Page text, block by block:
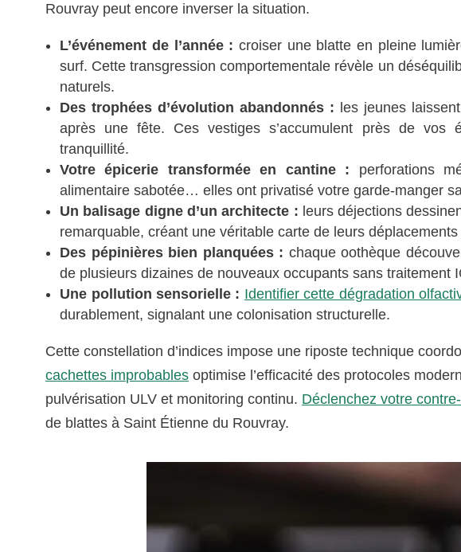
Rouvray peut encore inverser la situation.
L’événement de l’année : croiser une blatte en pleine
surf. Cette transgression comportementale révèle un
naturels.
Des trophées d’évolution abandonnés : les jeunes
après une fête. Ces vestiges s’accumulent près de vos
tranquillité.
Votre épicerie transformée en cantine : perforations
alimentaire sabotée… elles ont privatisé votre garde-manger
Un balisage digne d’un architecte : leurs déjections
remarquable, créant une véritable carte de leurs
Des pépinières bien planquées : chaque oothèque
de plusieurs dizaines de nouveaux occupants sans traitement
Une pollution sensorielle : Identifier cette dégradation
durablement, signalant une colonisation structurelle.
Cette constellation d’indices impose une riposte technique
cachettes improbables optimise l’efficacité des protocoles
pulvérisation ULV et monitoring continu. Déclenchez votre
de blattes à Saint Étienne du Rouvray.